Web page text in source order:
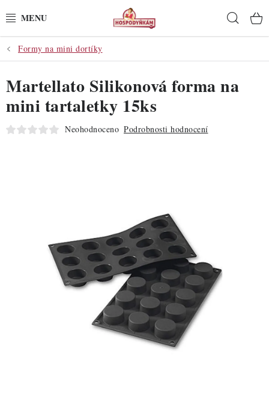
na
POTŘEBY
POMŮCKY
SUROVINY
ZDRAVÉ PEČENÍ
TÉMATICKÉ PRODUKTY
Formy na mini dortíky
Martellato Silikonová forma na
mini tartaletky 15ks
Neohodnoceno Podrobnosti hodnocení